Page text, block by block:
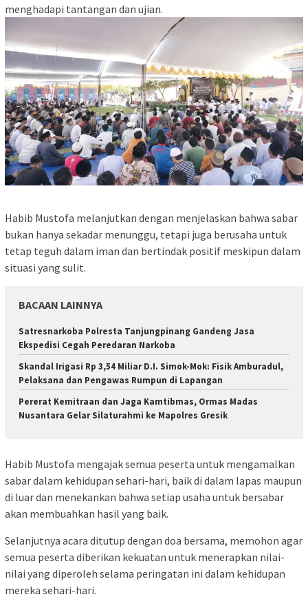
menghadapi tantangan dan ujian.
Habib Mustofa melanjutkan dengan menjelaskan bahwa sabar
bukan hanya sekadar menunggu, tetapi juga berusaha untuk
tetap teguh dalam iman dan bertindak positif meskipun dalam
situasi yang sulit.
BACAAN LAINNYA
Satresnarkoba Polresta Tanjungpinang Gandeng Jasa
Ekspedisi Cegah Peredaran Narkoba
Skandal Irigasi Rp 3,54 Miliar D.I. Simok-Mok: Fisik Amburadul,
Pelaksana dan Pengawas Rumpun di Lapangan
Pererat Kemitraan dan Jaga Kamtibmas, Ormas Madas
Nusantara Gelar Silaturahmi ke Mapolres Gresik
Habib Mustofa mengajak semua peserta untuk mengamalkan
sabar dalam kehidupan sehari-hari, baik di dalam lapas maupun
di luar dan menekankan bahwa setiap usaha untuk bersabar
akan membuahkan hasil yang baik.
Selanjutnya acara ditutup dengan doa bersama, memohon agar
semua peserta diberikan kekuatan untuk menerapkan nilai-
nilai yang diperoleh selama peringatan ini dalam kehidupan
mereka sehari-hari.